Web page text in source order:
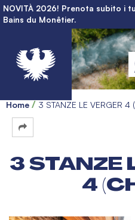
NOVITÀ 2026! Prenota subito i
Bains du Monêtier.
Home 3 STANZE LE VERGER 4
3 STANZE
4